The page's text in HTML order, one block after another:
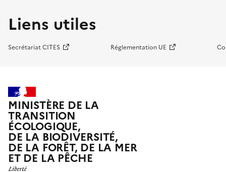
Liens utiles
Secrétariat CITES Réglementation UE
MINISTÈRE DE LA
TRANSITION
ÉCOLOGIQUE,
DE LA BIODIVERSITÉ,
DE LA FORÊT, DE LA MER
ET DE LA PÊCHE